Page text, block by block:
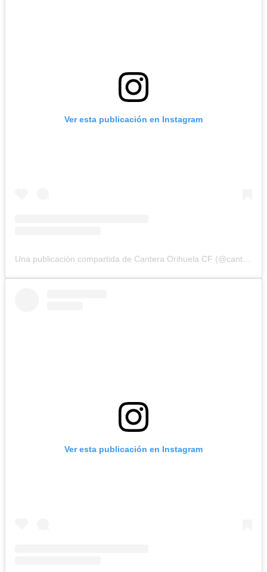
Ver esta publicación en Instagram
Ver esta publicación en Instagram